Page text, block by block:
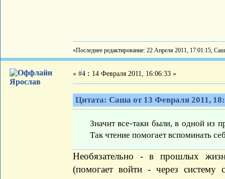
«Последнее редактирование: 22 Апреля 2011, 17:01:15,
Ярослав
« #4 : 14 Февраля 2011, 16:06:33 »
Цитата: Саша от 13 Февраля 2011,
Значит все-таки были, в одной из
Так чтение помогает вспоминать
Необязательно - в прошлых
(помогает войти - через систему